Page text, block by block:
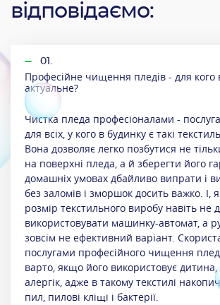
відповідаємо:
01.
Професійне чищення пледів - для кого
актуальне?
Чистка пледа професіоналами -
для всіх, у кого в будинку є такі
Вона дозволяє легко позбутися не
на поверхні пледа, а й зберегти його
домашніх умовах дбайливо випрати і
без заломів і зморшок досить важко. І,
розмір текстильного виробу навіть не
використовувати машинку-автомат, а
зовсім не ефективний варіант.
послугами професійного чищення
варто, якщо його використовує
алергік, адже в такому текстилі
пил, пилові кліщі і бактерії.